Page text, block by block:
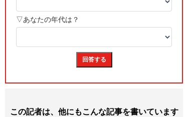
この記者は、他にもこんな記事を書いています